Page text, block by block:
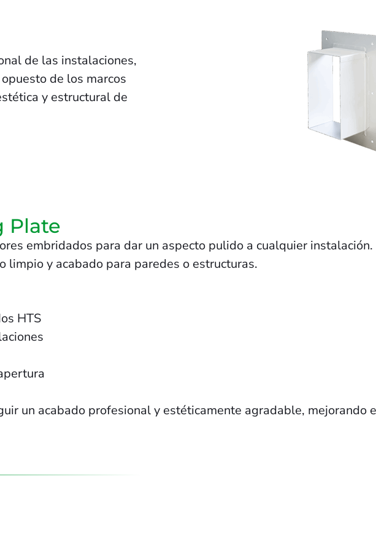
de las instalaciones,
de los marcos
y estructural de
Plate
embridados para dar un aspecto pulido a cualquier
limpio y acabado para paredes o estructuras.
HTS
un acabado profesional y estéticamente agradable, mejorando